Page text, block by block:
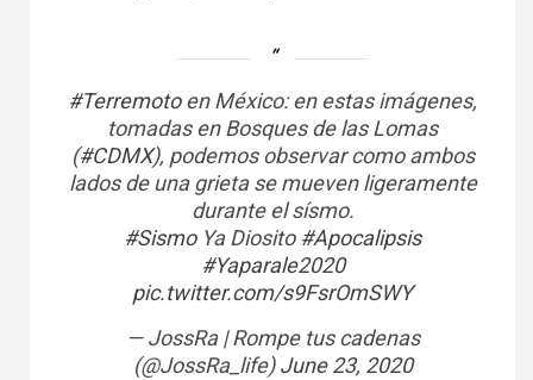
#Terremotoen México: en estas imágenes,
tomadas en Bosques de las Lomas
(#CDMX), podemos observar como ambos
lados de una grieta se mueven ligeramente
durante el sísmo.
#SismoYa Diosito #Apocalipsis
#Yaparale2020
pic.twitter.com/s9FsrOmSWY
— JossRa | Rompe tus cadenas
(@JossRa_life)June 23, 2020